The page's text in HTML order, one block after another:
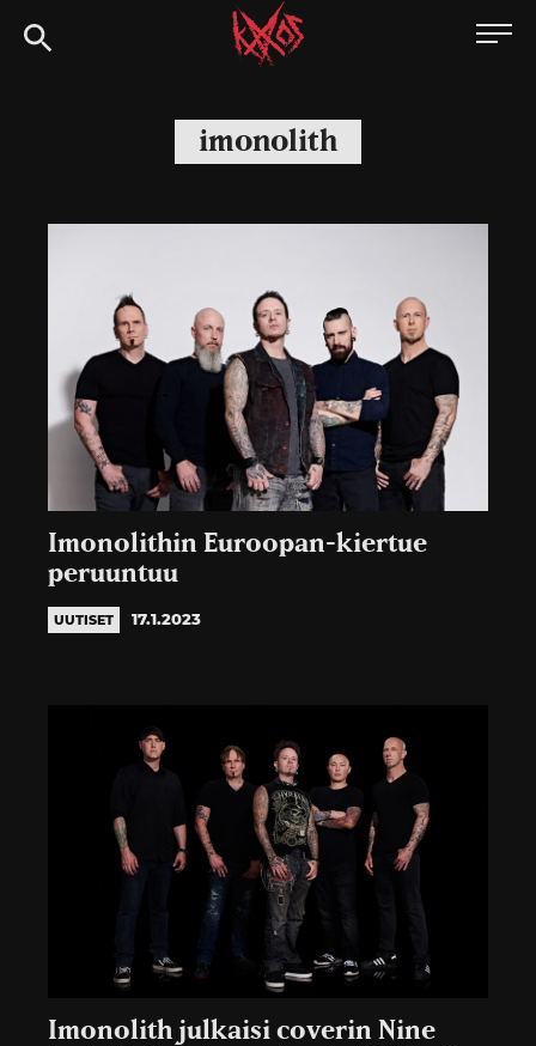
Siirry
suoraan
Kaaoszine
imonolith
Imonolithin Euroopan-kiertue
peruuntuu
UUTISET 17.1.2023
Imonolith julkaisi coverin Nine